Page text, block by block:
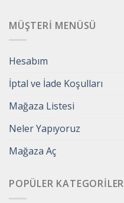
MÜŞTERI MENÜSÜ
Hesabım
İptal ve İade Koşulları
Mağaza Listesi
Neler Yapıyoruz
Mağaza Aç
POPÜLER KATEGORILER